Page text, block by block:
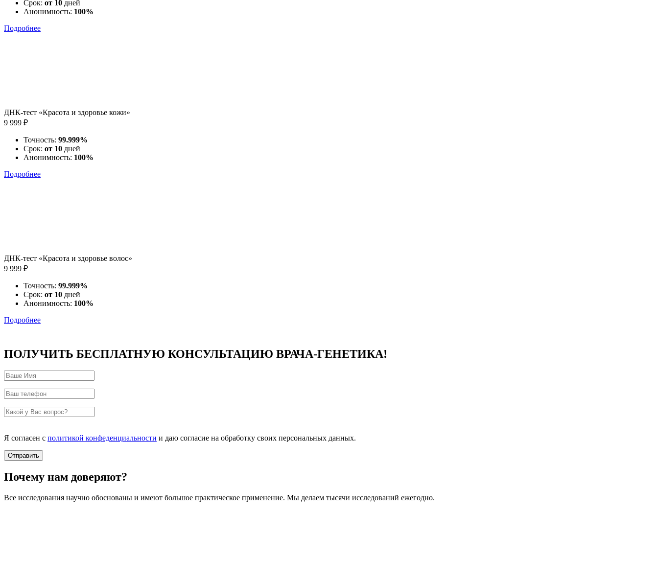
Срок: от 10 дней
Анонимность: 100%
Подробнее
ДНК-тест «Красота и здоровье кожи»
9 999 ₽
Точность: 99.999%
Срок: от 10 дней
Анонимность: 100%
Подробнее
ДНК-тест «Красота и здоровье волос»
9 999 ₽
Точность: 99.999%
Срок: от 10 дней
Анонимность: 100%
Подробнее
ПОЛУЧИТЬ БЕСПЛАТНУЮ КОНСУЛЬТАЦИЮ ВРАЧА-ГЕНЕТИКА!
Я согласен с политикой конфеденциальности и даю согласие на обработку своих персональных данных.
Почему нам доверяют?
Все исследования научно обоснованы и имеют большое практическое применение. Мы делаем тысячи исследований ежегодно.